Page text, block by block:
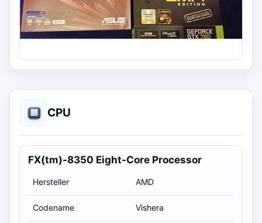
CPU
FX(tm)-8350 Eight-Core Processor
Hersteller AMD
Codename Vishera